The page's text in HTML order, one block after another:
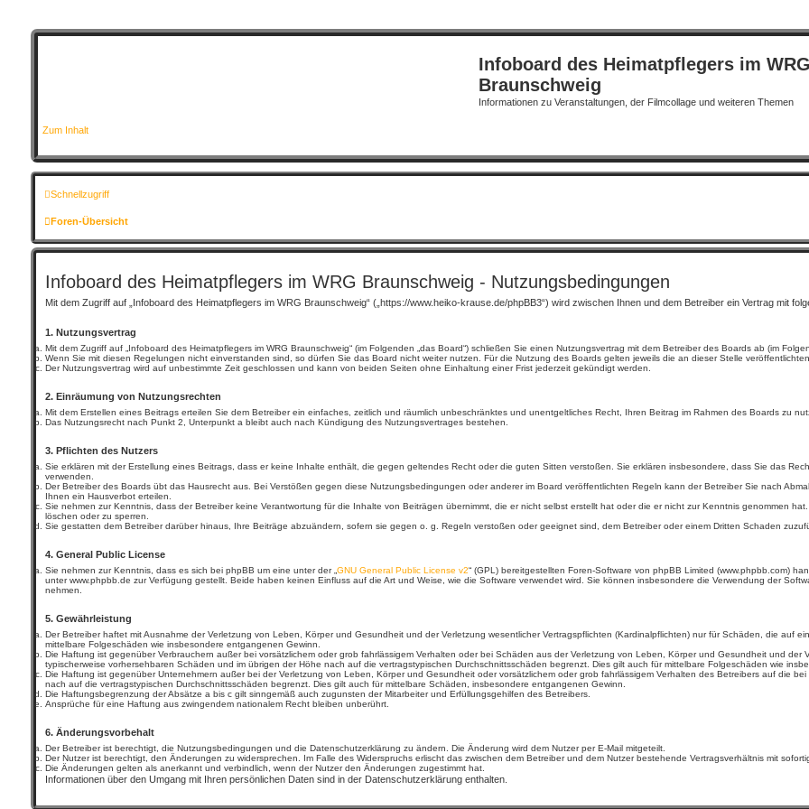
Infoboard des Heimatpflegers im WRG
Braunschweig
Informationen zu Veranstaltungen, der Filmcollage und weiteren Themen
Zum Inhalt
Schnellzugriff
Foren-Übersicht
Infoboard des Heimatpflegers im WRG Braunschweig - Nutzungsbedingungen
Mit dem Zugriff auf „Infoboard des Heimatpflegers im WRG Braunschweig“ („https://www.heiko-krause.de/phpBB3“) wird zwischen Ihnen und dem Betreiber ein Vertrag mit
1. Nutzungsvertrag
Mit dem Zugriff auf „Infoboard des Heimatpflegers im WRG Braunschweig“ (im Folgenden „das Board“) schließen Sie einen Nutzungsvertrag mit dem Betreiber des Boards ab (im
Wenn Sie mit diesen Regelungen nicht einverstanden sind, so dürfen Sie das Board nicht weiter nutzen. Für die Nutzung des Boards gelten jeweils die an dieser Stelle
Der Nutzungsvertrag wird auf unbestimmte Zeit geschlossen und kann von beiden Seiten ohne Einhaltung einer Frist jederzeit gekündigt werden.
2. Einräumung von Nutzungsrechten
Mit dem Erstellen eines Beitrags erteilen Sie dem Betreiber ein einfaches, zeitlich und räumlich unbeschränktes und unentgeltliches Recht, Ihren Beitrag im Rahmen des Boards zu
Das Nutzungsrecht nach Punkt 2, Unterpunkt a bleibt auch nach Kündigung des Nutzungsvertrages bestehen.
3. Pflichten des Nutzers
Sie erklären mit der Erstellung eines Beitrags, dass er keine Inhalte enthält, die gegen geltendes Recht oder die guten Sitten verstoßen. Sie erklären insbesondere, dass Sie das
verwenden.
Der Betreiber des Boards übt das Hausrecht aus. Bei Verstößen gegen diese Nutzungsbedingungen oder anderer im Board veröffentlichten Regeln kann der Betreiber Sie nach
Ihnen ein Hausverbot erteilen.
Sie nehmen zur Kenntnis, dass der Betreiber keine Verantwortung für die Inhalte von Beiträgen übernimmt, die er nicht selbst erstellt hat oder die er nicht zur Kenntnis genommen
löschen oder zu sperren.
Sie gestatten dem Betreiber darüber hinaus, Ihre Beiträge abzuändern, sofern sie gegen o. g. Regeln verstoßen oder geeignet sind, dem Betreiber oder einem Dritten Schaden
4. General Public License
Sie nehmen zur Kenntnis, dass es sich bei phpBB um eine unter der „ GNU General Public License v2“ (GPL) bereitgestellten Foren-Software von phpBB Limited (www.phpbb.com)
unter www.phpbb.de zur Verfügung gestellt. Beide haben keinen Einfluss auf die Art und Weise, wie die Software verwendet wird. Sie können insbesondere die Verwendung der
nehmen.
5. Gewährleistung
Der Betreiber haftet mit Ausnahme der Verletzung von Leben, Körper und Gesundheit und der Verletzung wesentlicher Vertragspflichten (Kardinalpflichten) nur für Schäden, die auf
mittelbare Folgeschäden wie insbesondere entgangenen Gewinn.
Die Haftung ist gegenüber Verbrauchern außer bei vorsätzlichem oder grob fahrlässigem Verhalten oder bei Schäden aus der Verletzung von Leben, Körper und Gesundheit und der
typischerweise vorhersehbaren Schäden und im übrigen der Höhe nach auf die vertragstypischen Durchschnittsschäden begrenzt. Dies gilt auch für mittelbare Folgeschäden wie
Die Haftung ist gegenüber Unternehmern außer bei der Verletzung von Leben, Körper und Gesundheit oder vorsätzlichem oder grob fahrlässigem Verhalten des Betreibers auf die
nach auf die vertragstypischen Durchschnittsschäden begrenzt. Dies gilt auch für mittelbare Schäden, insbesondere entgangenen Gewinn.
Die Haftungsbegrenzung der Absätze a bis c gilt sinngemäß auch zugunsten der Mitarbeiter und Erfüllungsgehilfen des Betreibers.
Ansprüche für eine Haftung aus zwingendem nationalem Recht bleiben unberührt.
6. Änderungsvorbehalt
Der Betreiber ist berechtigt, die Nutzungsbedingungen und die Datenschutzerklärung zu ändern. Die Änderung wird dem Nutzer per E-Mail mitgeteilt.
Der Nutzer ist berechtigt, den Änderungen zu widersprechen. Im Falle des Widerspruchs erlischt das zwischen dem Betreiber und dem Nutzer bestehende Vertragsverhältnis mit
Die Änderungen gelten als anerkannt und verbindlich, wenn der Nutzer den Änderungen zugestimmt hat.
Informationen über den Umgang mit Ihren persönlichen Daten sind in der Datenschutzerklärung enthalten.